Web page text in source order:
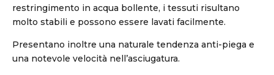
restringimento in acqua bollente, i tessuti risultano
molto stabili e possono essere lavati facilmente.
Presentano inoltre una naturale tendenza anti-piega e
una notevole velocità nell’asciugatura.